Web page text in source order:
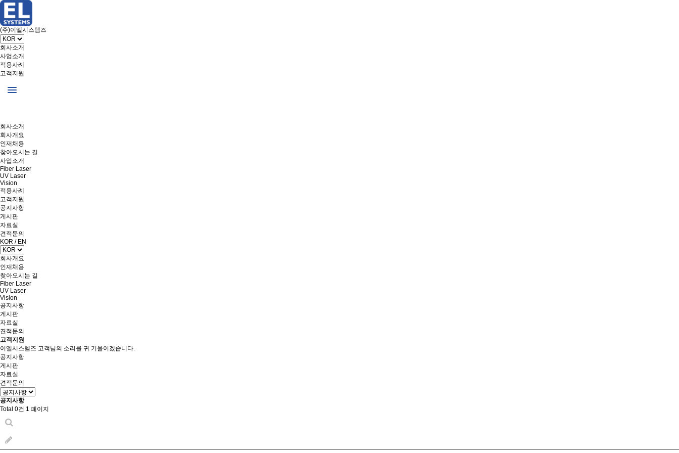
(주)이엘시스템즈
회사소개
사업소개
적용사례
고객지원
회사소개
회사개요
인재채용
찾아오시는 길
사업소개
Fiber Laser
UV Laser
Vision
적용사례
고객지원
공지사항
게시판
자료실
견적문의
KOR / EN
회사개요
인재채용
찾아오시는 길
Fiber Laser
UV Laser
Vision
공지사항
게시판
자료실
견적문의
고객지원
이엘시스템즈 고객님의 소리를 귀 기울이겠습니다.
공지사항
게시판
자료실
견적문의
공지사항
Total 0건 1 페이지